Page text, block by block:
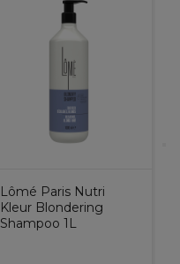
Lômé Paris Nutri
Kleur Blondering
Shampoo 1L